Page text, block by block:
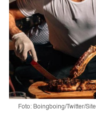
Foto: Boingboing/Twitter/Site